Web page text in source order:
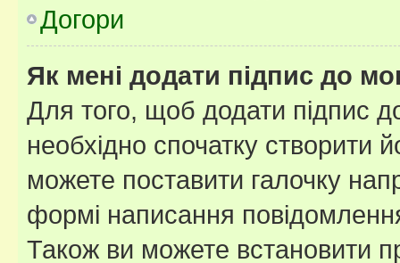
Догори
Як мені додати підпис до
Для того, щоб додати підпис
необхідно спочатку створити
можете поставити галочку
формі написання
Також ви можете встановити